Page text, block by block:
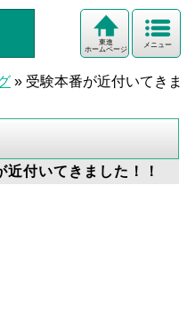
メニュー
東進
ホームページ
» 受験本番が近付いてきま
付いてきました！！